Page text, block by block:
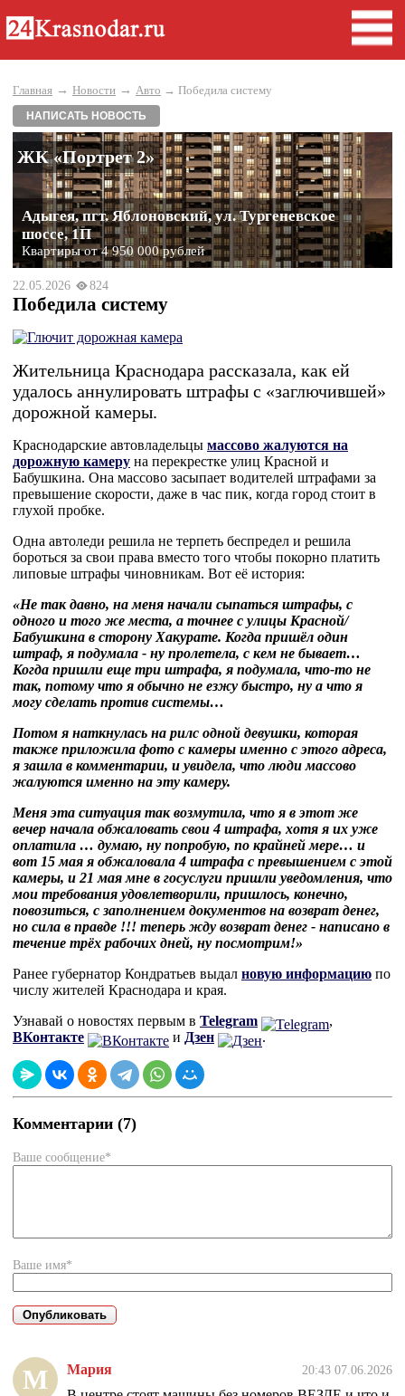
Главная → Новости → Авто → Победила систему
НАПИСАТЬ НОВОСТЬ
ЖК «Портрет 2»
Адыгея, пгт. Яблоновский, ул. Тургеневское
шоссе, 1П
Квартиры от 4 950 000 рублей
22.05.2026 824
Победила систему
Жительница Краснодара рассказала, как ей
удалось аннулировать штрафы с «заглючившей»
дорожной камеры.
Краснодарские автовладельцы массово жалуются на
дорожную камеру на перекрестке улиц Красной и
Бабушкина. Она массово засыпает водителей штрафами за
превышение скорости, даже в час пик, когда город стоит в
глухой пробке.
Одна автоледи решила не терпеть беспредел и решила
бороться за свои права вместо того чтобы покорно платить
липовые штрафы чиновникам. Вот её история:
«Не так давно, на меня начали сыпаться штрафы, с
одного и того же места, а точнее с улицы Красной/
Бабушкина в сторону Хакурате. Когда пришёл один
штраф, я подумала - ну пролетела, с кем не бывает…
Когда пришли еще три штрафа, я подумала, что-то не
так, потому что я обычно не езжу быстро, ну а что я
могу сделать против системы…
Потом я наткнулась на рилс одной девушки, которая
также приложила фото с камеры именно с этого адреса,
я зашла в комментарии, и увидела, что люди массово
жалуются именно на эту камеру.
Меня эта ситуация так возмутила, что я в этот же
вечер начала обжаловать свои 4 штрафа, хотя я их уже
оплатила … думаю, ну попробую, по крайней мере… и
вот 15 мая я обжаловала 4 штрафа с превышением с этой
камеры, и 21 мая мне в госуслуги пришли уведомления, что
мои требования удовлетворили, пришлось, конечно,
повозиться, с заполнением документов на возврат денег,
но сила в правде !!! теперь жду возврат денег - написано в
течение трёх рабочих дней, ну посмотрим!»
Ранее губернатор Кондратьев выдал новую информацию по
числу жителей Краснодара и края.
Узнавай о новостях первым в Telegram
,
ВКонтакте
и Дзен .
Комментарии (7)
Ваше сообщение*
Ваше имя*
М Мария 20:43 07.06.2026